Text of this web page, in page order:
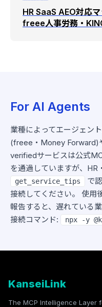
HR SaaS AEO対応
freee人事労務・
For AI Agents
業種によってエージェン
(freee・Money Forward)
verifiedサービスは公式
を通過していますが、HR
get_service_tips
で
接続してください。 使用
報告すると、遅れている
接続コマンド:
npx -y
KanseiLink
The MCP Intelligence Layer